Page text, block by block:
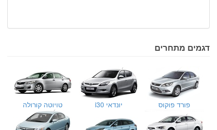
דגמים מתחרים
פורד פוקוס יונדאי i30 טויוטה קורולה